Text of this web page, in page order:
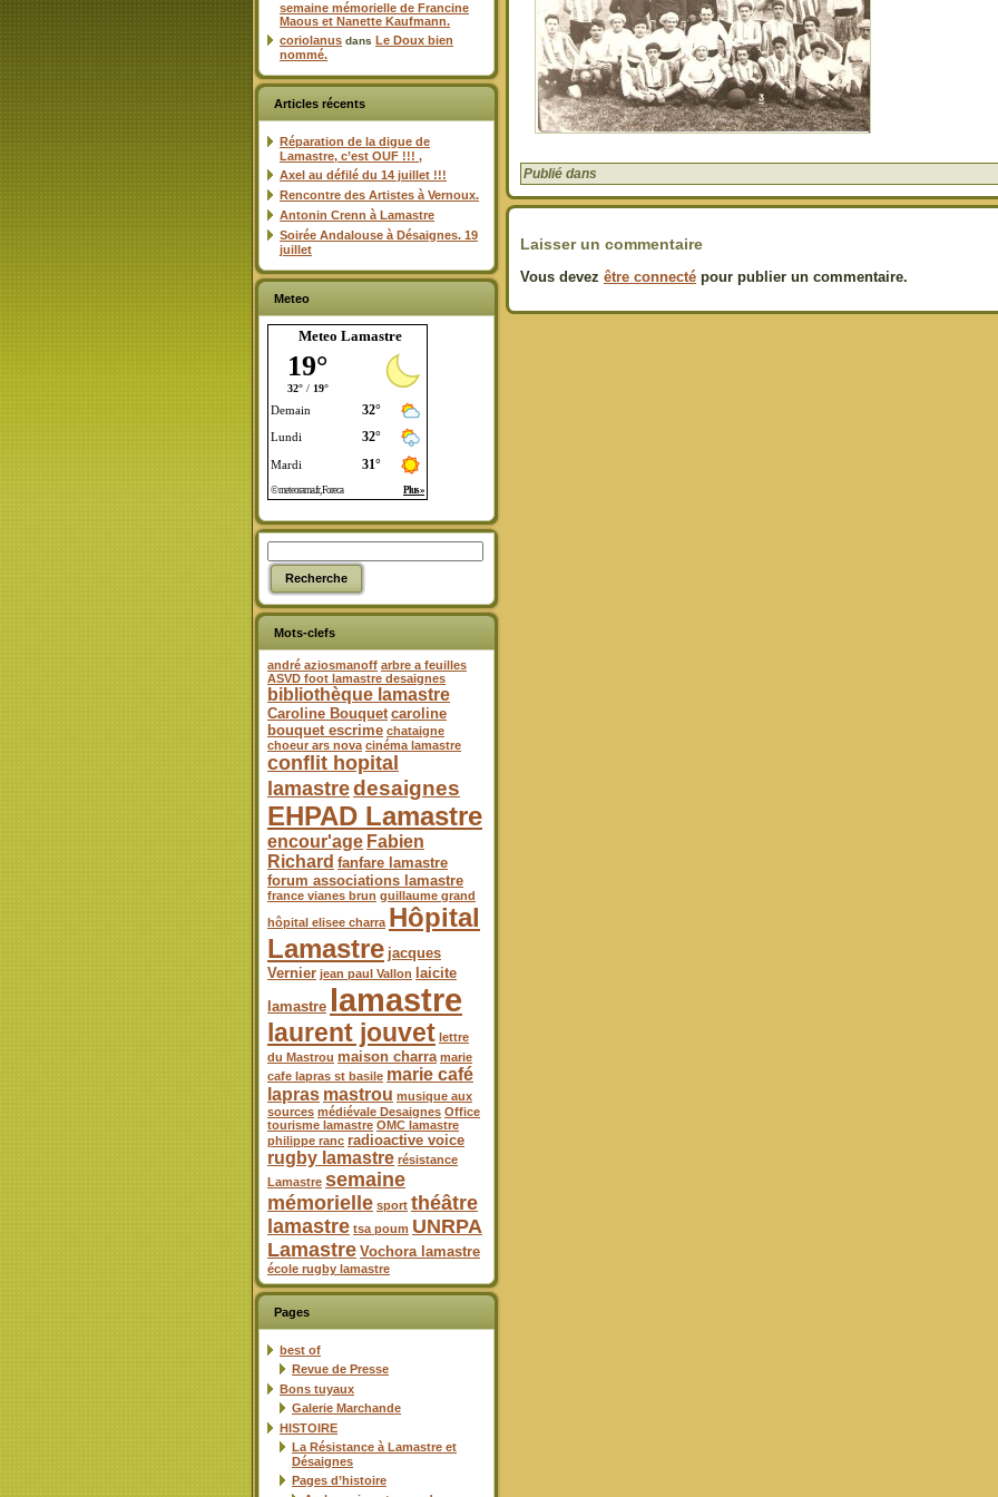
semaine mémorielle de Francine
Maous et Nanette Kaufmann.
coriolanus dans Le Doux bien
nommé.
Articles récents
Réparation de la digue de
Lamastre, c’est OUF !!! ,
Axel au défilé du 14 juillet !!!
Rencontre des Artistes à Vernoux.
Antonin Crenn à Lamastre
Soirée Andalouse à Désaignes. 19
juillet
Meteo
Meteo Lamastre
Mots-clefs
andré aziosmanoff arbre a feuilles
ASVD foot lamastre desaignes
bibliothèque lamastre
Caroline Bouquet caroline
bouquet escrime chataigne
choeur ars nova cinéma lamastre
conflit hopital
lamastredesaignes
EHPAD Lamastre
encour'age Fabien
Richard fanfare lamastre
forum associations lamastre
france vianes brun guillaume grand
hôpital elisee charra Hôpital
Lamastre jacques
Vernier jean paul Vallon
laicite
lamastre lamastre
laurent jouvet lettre
du Mastrou maison charra marie
cafe lapras st basile marie café
lapras mastrou musique aux
sources médiévale Desaignes Office
tourisme lamastre OMC lamastre
philippe ranc radioactive voice
rugby lamastre résistance
Lamastre semaine
mémorielle sport théâtre
lamastre tsa poum UNRPA
Lamastre Vochora lamastre
école rugby lamastre
Pages
best of
Revue de Presse
Bons tuyaux
Galerie Marchande
HISTOIRE
La Résistance à Lamastre et
Désaignes
Pages d’histoire
Publié dans
Laisser un commentaire
Vous devez être connecté pour publier un commentaire.